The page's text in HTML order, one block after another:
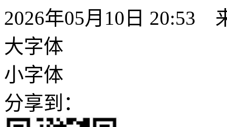
2026年05月10日 20:53
大字体
小字体
分享到：